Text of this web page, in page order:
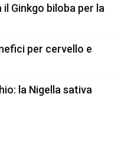
Ginkgo biloba per la
per cervello e
la Nigella sativa